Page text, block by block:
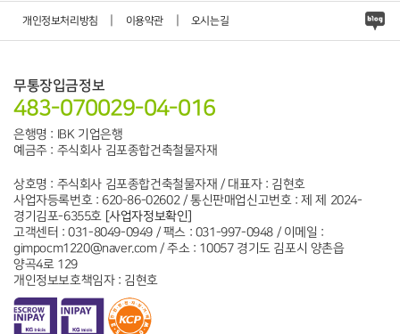
개인정보처리방침 이용약관 오시는길
상호명 : 주식회사 김포종합건축철물자재 / 대표자 : 김현호
사업자등록번호 : 620-86-02602 / 통신판매업신고번호 : 제 제 2024-
경기김포-6355호 [사업자정보확인]
고객센터 : 031-8049-0949 / 팩스 : 031-997-0948 / 이메일 :
gimpocm1220@naver.com / 주소 : 10057 경기도 김포시 양촌읍
양곡4로 129
개인정보보호책임자 : 김현호
무통장입금정보
483-070029-04-016
은행명 : IBK 기업은행
예금주 : 주식회사 김포종합건축철물자재